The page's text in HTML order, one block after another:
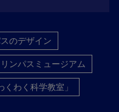
のデザイン
ンパスミュージアム
くわく科学教室」